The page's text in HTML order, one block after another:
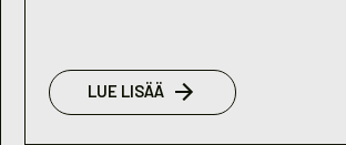
LUE LISÄÄ:
NUORISOBAROMETRI